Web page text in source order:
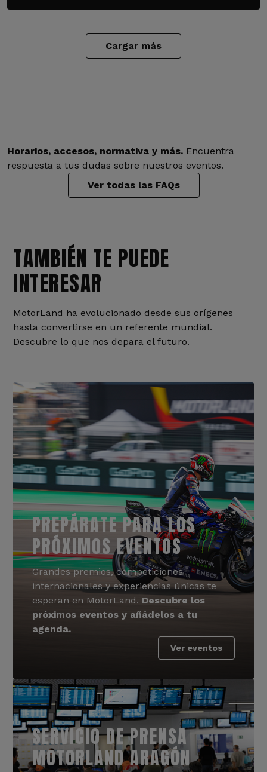
Cargar más
Horarios, accesos, normativa y más. Encuentra
respuesta a tus dudas sobre nuestros eventos.
Ver todas las FAQs
TAMBIÉN TE PUEDE
INTERESAR
MotorLand ha evolucionado desde sus orígenes
hasta convertirse en un referente mundial.
Descubre lo que nos depara el futuro.
PREPÁRATE PARA LOS
PRÓXIMOS EVENTOS
Grandes premios, competiciones
internacionales y experiencias únicas te
esperan en MotorLand. Descubre los
próximos eventos y añádelos a tu
agenda.
Ver eventos
SERVICIO DE PRENSA
MOTORLAND ARAGÓN